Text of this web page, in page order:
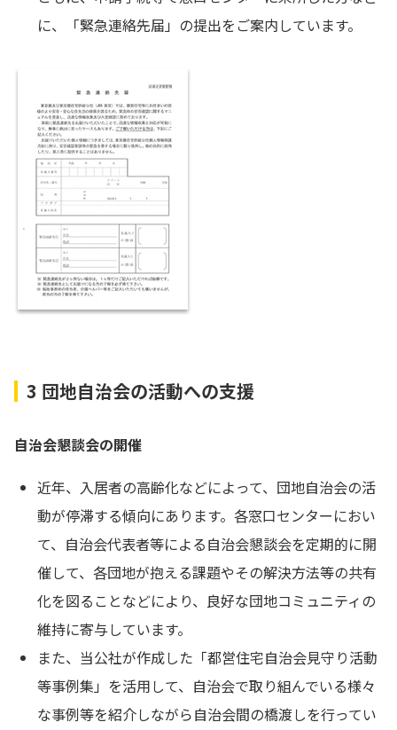
に、「緊急連絡先届」の提出をご案内しています。
3 団地自治会の活動への支援
自治会懇談会の開催
近年、入居者の高齢化などによって、団地自治会の活
動が停滞する傾向にあります。各窓口センターにおい
て、自治会代表者等による自治会懇談会を定期的に開
催して、各団地が抱える課題やその解決方法等の共有
化を図ることなどにより、良好な団地コミュニティの
維持に寄与しています。
また、当公社が作成した「都営住宅自治会見守り活動
等事例集」を活用して、自治会で取り組んでいる様々
な事例等を紹介しながら自治会間の橋渡しを行ってい